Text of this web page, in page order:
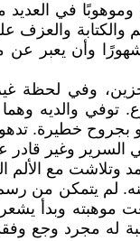
في العديد
والكتابة والعزف
وأن يعبر
وفي لحظة
توفي والديه
بجروح خطيرة.
السرير وغير قادر
وتلاشت مع الألم
لم يتمكن من
موهبته وبدأ يشعر
له مجرد وجع